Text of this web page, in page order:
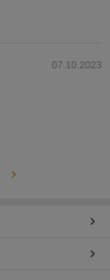
07.10.2023